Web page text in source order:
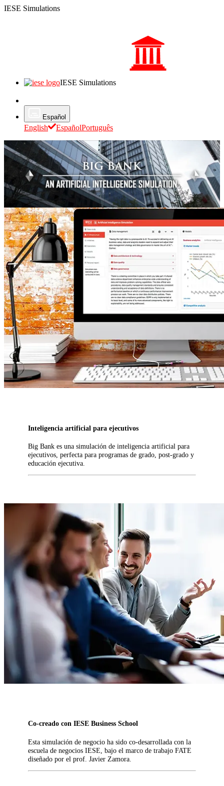
IESE Simulations
IESE Simulations
Español
English EspañolPortuguês
Inteligencia artificial para ejecutivos
Big Bank es una simulación de inteligencia artificial para
ejecutivos, perfecta para programas de grado, post-grado y
educación ejecutiva.
Co-creado con IESE Business School
Esta simulación de negocio ha sido co-desarrollada con la
escuela de negocios IESE, bajo el marco de trabajo FATE
diseñado por el prof. Javier Zamora.